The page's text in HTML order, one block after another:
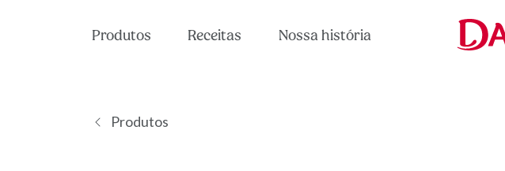
Produtos Receitas Nossa história
Produtos